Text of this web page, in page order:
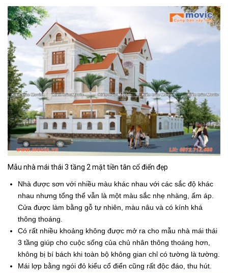
Mẫu nhà mái thái 3 tầng 2 mặt tiền tân cổ điển đẹp
Nhà được sơn với nhiều màu khác nhau với các sắc độ khác
nhau nhưng tổng thể vẫn là một màu sắc nhẹ nhàng, ấm áp.
Cửa được làm bằng gỗ tự nhiên, màu nâu và có kính khá
thông thoáng.
Có rất nhiều khoảng không được mở ra cho mẫu nhà mái thái
3 tầng giúp cho cuộc sống của chủ nhân thông thoáng hơn,
không bị bí bách khi toàn bộ không gian chỉ có tường là tường.
Mái lợp bằng ngói đỏ kiểu cổ điển cũng rất độc đáo, thu hút.